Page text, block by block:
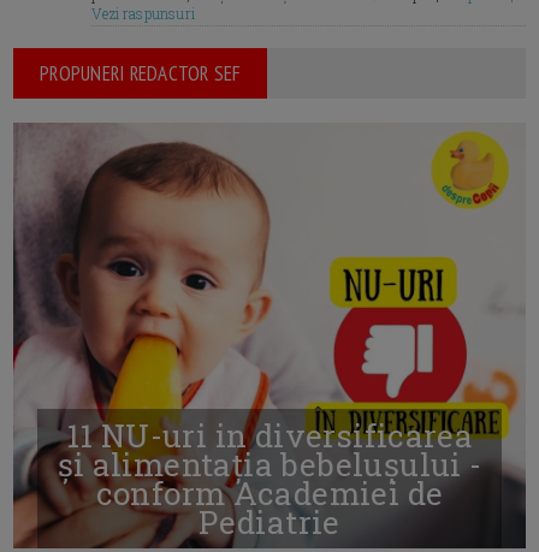
Vezi raspunsuri
PROPUNERI REDACTOR SEF
11 NU-uri in diversificarea
și alimentația bebelușului -
conform Academiei de
Pediatrie